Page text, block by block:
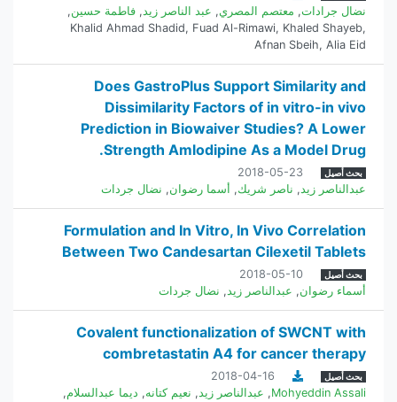
نضال جرادات, معتصم المصري, عبد الناصر زيد, فاطمة حسين,
Khalid Ahmad Shadid, Fuad Al-Rimawi, Khaled Shayeb,
Afnan Sbeih, Alia Eid
Does GastroPlus Support Similarity and
Dissimilarity Factors of in vitro-in vivo
Prediction in Biowaiver Studies? A Lower
Strength Amlodipine As a Model Drug.
بحث أصيل
2018-05-23
عبدالناصر زيد, ناصر شريك, أسما رضوان, نضال جردات
Formulation and In Vitro, In Vivo Correlation
Between Two Candesartan Cilexetil Tablets
بحث أصيل
2018-05-10
أسماء رضوان, عبدالناصر زيد, نضال جردات
Covalent functionalization of SWCNT with
combretastatin A4 for cancer therapy
بحث أصيل
2018-04-16
Mohyeddin Assali
, عبدالناصر زيد, نعيم كتانه, ديما عبدالسلام,